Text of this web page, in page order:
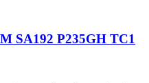
SA192 P235GH TC1